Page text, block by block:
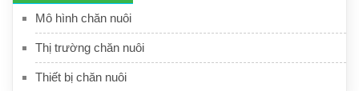
Mô hình chăn nuôi
Thị trường chăn nuôi
Thiết bị chăn nuôi